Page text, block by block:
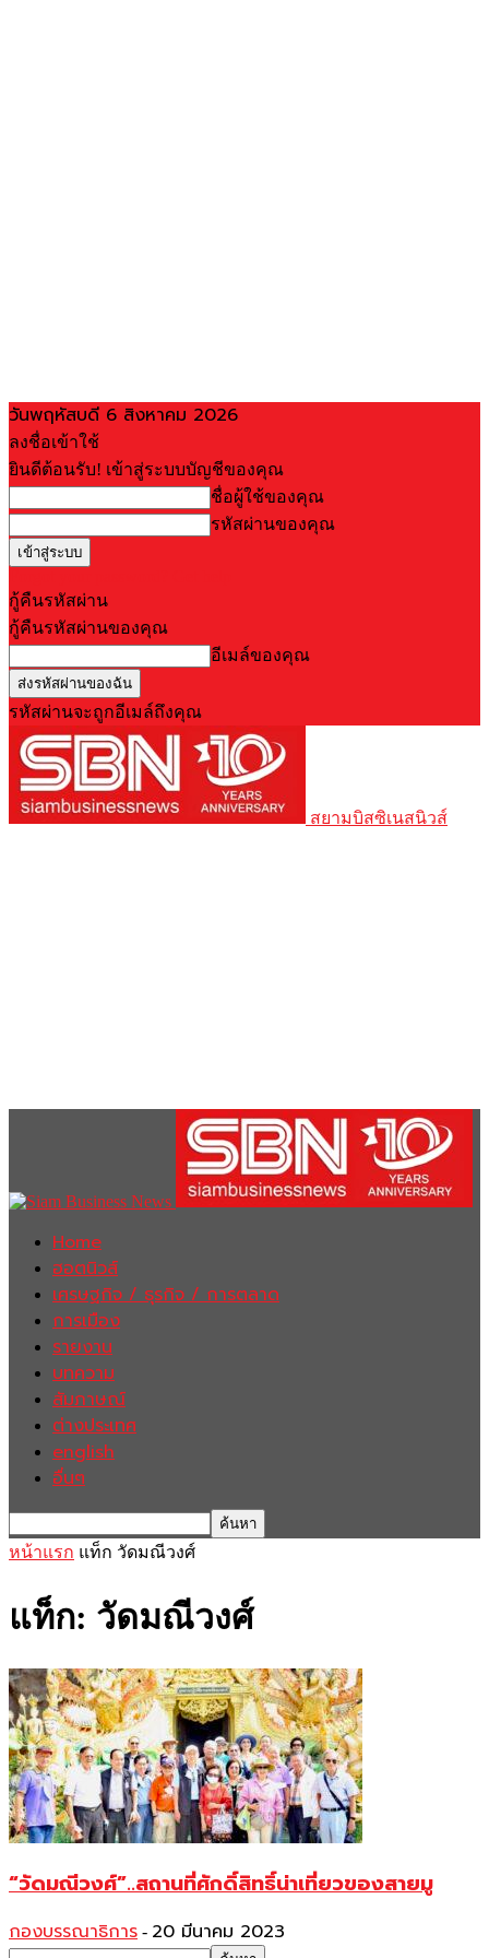
วันพฤหัสบดี 6 สิงหาคม 2026
ลงชื่อเข้าใช้
ยินดีต้อนรับ! เข้าสู่ระบบบัญชีของคุณ
ชื่อผู้ใช้ของคุณ
รหัสผ่านของคุณ
กู้คืนรหัสผ่าน
กู้คืนรหัสผ่านของคุณ
อีเมล์ของคุณ
รหัสผ่านจะถูกอีเมล์ถึงคุณ
สยามบิสซิเนสนิวส์
Home
ฮอตนิวส์
เศรษฐกิจ / ธุรกิจ / การตลาด
การเมือง
รายงาน
บทความ
สัมภาษณ์
ต่างประเทศ
english
อื่นๆ
หน้าแรก แท็ก วัดมณีวงศ์
แท็ก: วัดมณีวงศ์
“วัดมณีวงศ์”..สถานที่ศักดิ์สิทธิ์น่าเที่ยวของสายมู
กองบรรณาธิการ - 20 มีนาคม 2023